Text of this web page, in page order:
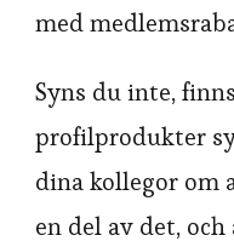
med
Syns du inte,
profilprodukter
dina kollegor om
en del av det,